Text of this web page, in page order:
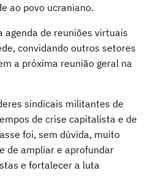
ao povo ucraniano.
agenda de reuniões virtuais
convidando outros setores
a próxima reunião geral na
sindicais militantes de
de crise capitalista e de
foi, sem dúvida, muito
de ampliar e aprofundar
e fortalecer a luta